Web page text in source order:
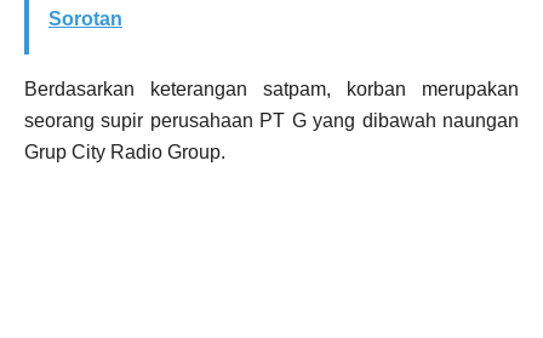
Sorotan
Berdasarkan keterangan satpam, korban merupakan
seorang supir perusahaan PT G yang dibawah naungan
Grup City Radio Group.